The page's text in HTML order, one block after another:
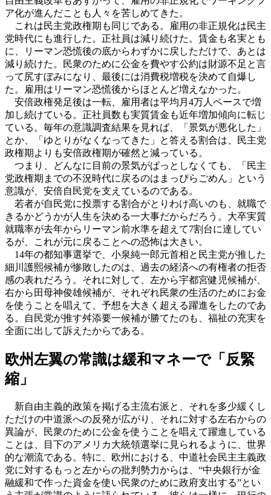
ア化が進んだことも人々を苦しめてきた。
これは民主党政権期も同じである。雇用の非正規化は民主
党時代にも進行した。正社員は減り続けた。賃金も名実とも
に、リーマン恐慌後の底からわずかに戻しただけで、あとは
減り続けた。民衆のために公金を費やす公約は財源不足と言
って尻すぼみになり、最後には消費税増税を決めて自爆し
た。雇用はリーマン恐慌後からほとんど増えなかった。
安倍政権発足後は一転、雇用者は平均月4万人ペースで増
加し続けている。正社員数も実質賃金も近年増加傾向に転じ
ている。毎年の意識調査結果を見れば、「景気が悪化した」
とか、「ゆとりがなくなってきた」と答える割合は、民主党
政権期よりも安倍政権期が確然と減っている。
つまり、どんなに目前の景気がぱっとしなくても、「民主
党政権期までの不況時代に戻るのはまっぴらごめん」という
意識が、安倍自民党を支えているのである。
若者が自民党に投票する割合がとりわけ高いのも、就職で
きるかどうかが人生を決める一大事だからだろう。大卒実質
就職率が去年からリーマン前水準を超えて7割台に達してい
るが、これが元に戻ることへの恐怖は大きい。
14年の都知事選挙で、小泉純一郎元首相と民主党が推した
細川護熙候補が惨敗したのは、過去の経済への有権者の拒否
感の表れだろう。それに対して、左から宇都宮健児候補が、
右から田母神俊雄候補が、それぞれ民衆の生活のためにお金
を使うことを唱えて、予想を大きく超える躍進をしたのであ
る。自民党が推す舛添要一候補が勝てたのも、福祉の充実を
全面に出して訴えたからである。
欧州左翼の常識は緩和マネーで「反緊
縮」
新自由主義的政策を掲げる主流右派と、それを多少緩くし
ただけの中道派への反発が広がり、それに対する左右からの
異論が、民衆のために公金を使うことを唱えて躍進している
ことは、目下のアメリカ大統領選挙に見られるように、世界
的な潮流である。特に、欧州における、中道社会民主主義政
党に対するもっと左からの批判勢力からは、“中央銀行が金
融緩和で作った資金を使い民衆のために政府支出する”とい